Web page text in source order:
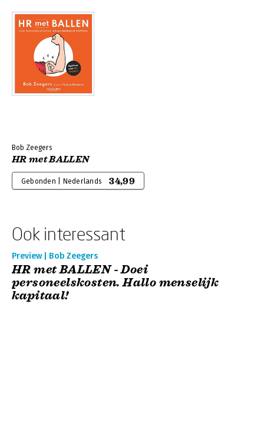
Bob Zeegers
HR met BALLEN
Gebonden | Nederlands 34,99
Ook interessant
Preview | Bob Zeegers
HR met BALLEN - Doei
personeelskosten. Hallo menselijk
kapitaal!